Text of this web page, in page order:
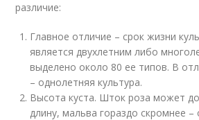
различие:
Главное отличие – срок жизни
является двухлетним либо
выделено около 80 ее типов. В
– однолетняя культура.
Высота куста. Шток роза может
длину, мальва гораздо скромнее –